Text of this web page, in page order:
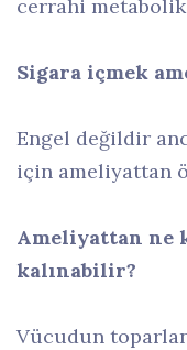
cerrahi
Sigara içmek
Engel değildir
için ameliyattan
Ameliyattan ne
kalınabilir?
Vücudun